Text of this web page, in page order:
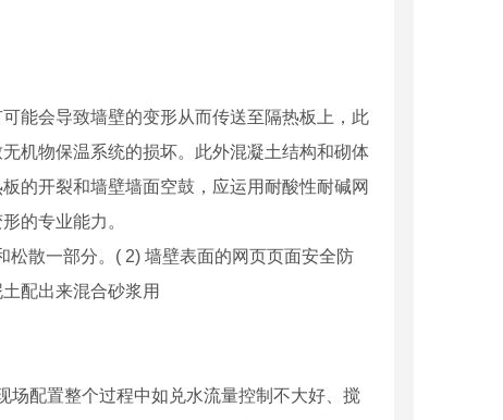
能会导致墙壁的变形从而传送至隔热板上，此
机物保温系统的损坏。此外混凝土结构和砌体
的开裂和墙壁墙面空鼓，应运用耐酸性耐碱网
的专业能力。
散一部分。( 2) 墙壁表面的网页页面安全防
配出来混合砂浆用
配置整个过程中如兑水流量控制不大好、搅